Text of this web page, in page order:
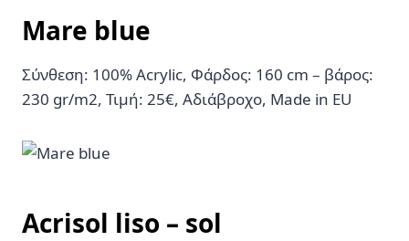
Mare blue
Σύνθεση: 100% Acrylic, Φάρδος: 160 cm – βάρος:
230 gr/m2, Τιμή: 25€, Αδιάβροχο, Made in EU
Acrisol liso – sol